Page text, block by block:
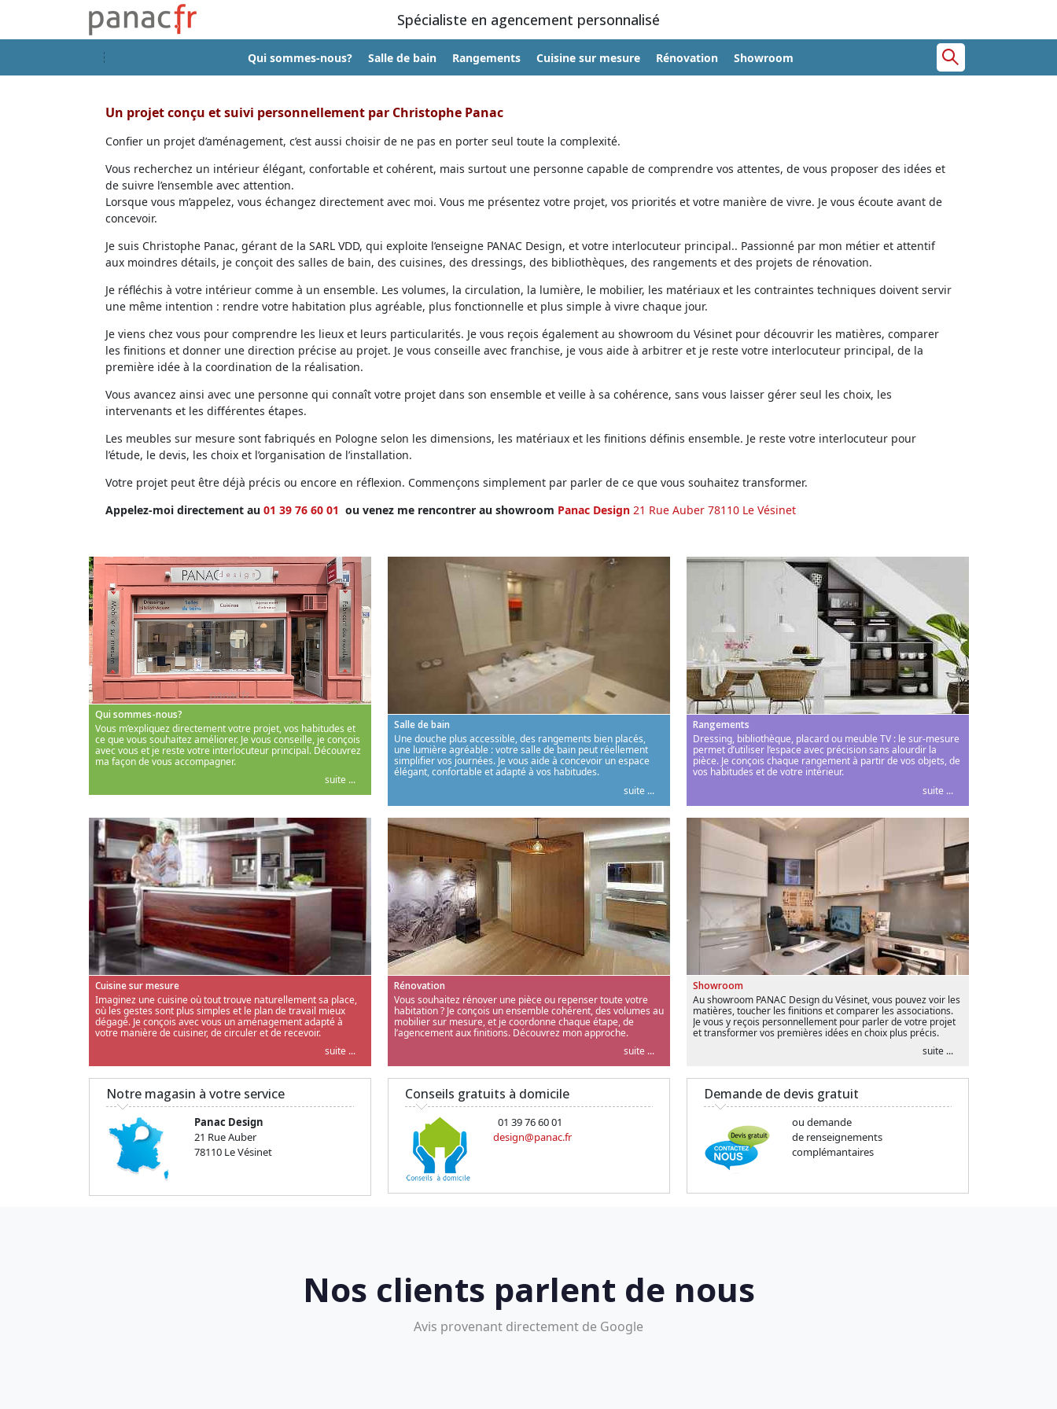
Spécialiste en agencement personnalisé
Qui sommes-nous? Salle de bain Rangements Cuisine sur mesure Rénovation Showroom
Un projet conçu et suivi personnellement par Christophe Panac
Confier un projet d’aménagement, c’est aussi choisir de ne pas en porter seul toute la complexité.
Vous recherchez un intérieur élégant, confortable et cohérent, mais surtout une personne capable de comprendre vos attentes, de vous proposer des idées et
de suivre l’ensemble avec attention.
Lorsque vous m’appelez, vous échangez directement avec moi. Vous me présentez votre projet, vos priorités et votre manière de vivre. Je vous écoute avant de
concevoir.
Je suis Christophe Panac, gérant de la SARL VDD, qui exploite l’enseigne PANAC Design, et votre interlocuteur principal.. Passionné par mon métier et attentif
aux moindres détails, je conçoit des salles de bain, des cuisines, des dressings, des bibliothèques, des rangements et des projets de rénovation.
Je réfléchis à votre intérieur comme à un ensemble. Les volumes, la circulation, la lumière, le mobilier, les matériaux et les contraintes techniques doivent servir
une même intention : rendre votre habitation plus agréable, plus fonctionnelle et plus simple à vivre chaque jour.
Je viens chez vous pour comprendre les lieux et leurs particularités. Je vous reçois également au showroom du Vésinet pour découvrir les matières, comparer
les finitions et donner une direction précise au projet. Je vous conseille avec franchise, je vous aide à arbitrer et je reste votre interlocuteur principal, de la
première idée à la coordination de la réalisation.
Vous avancez ainsi avec une personne qui connaît votre projet dans son ensemble et veille à sa cohérence, sans vous laisser gérer seul les choix, les
intervenants et les différentes étapes.
Les meubles sur mesure sont fabriqués en Pologne selon les dimensions, les matériaux et les finitions définis ensemble. Je reste votre interlocuteur pour
l’étude, le devis, les choix et l’organisation de l’installation.
Votre projet peut être déjà précis ou encore en réflexion. Commençons simplement par parler de ce que vous souhaitez transformer.
Appelez-moi directement au 01 39 76 60 01 ou venez me rencontrer au showroom Panac Design 21 Rue Auber 78110 Le Vésinet
Qui sommes-nous?
Vous m’expliquez directement votre projet, vos habitudes et
ce que vous souhaitez améliorer. Je vous conseille, je conçois
avec vous et je reste votre interlocuteur principal. Découvrez
ma façon de vous accompagner.
suite ...
Salle de bain
Une douche plus accessible, des rangements bien placés,
une lumière agréable : votre salle de bain peut réellement
simplifier vos journées. Je vous aide à concevoir un espace
élégant, confortable et adapté à vos habitudes.
suite ...
Rangements
Dressing, bibliothèque, placard ou meuble TV : le sur-mesure
permet d’utiliser l’espace avec précision sans alourdir la
pièce. Je conçois chaque rangement à partir de vos objets, de
vos habitudes et de votre intérieur.
suite ...
Cuisine sur mesure
Imaginez une cuisine où tout trouve naturellement sa place,
où les gestes sont plus simples et le plan de travail mieux
dégagé. Je conçois avec vous un aménagement adapté à
votre manière de cuisiner, de circuler et de recevoir.
suite ...
Rénovation
Vous souhaitez rénover une pièce ou repenser toute votre
habitation ? Je conçois un ensemble cohérent, des volumes au
mobilier sur mesure, et je coordonne chaque étape, de
l’agencement aux finitions. Découvrez mon approche.
suite ...
Showroom
Au showroom PANAC Design du Vésinet, vous pouvez voir les
matières, toucher les finitions et comparer les associations.
Je vous y reçois personnellement pour parler de votre projet
et transformer vos premières idées en choix plus précis.
suite ...
Notre magasin à votre service
Panac Design
21 Rue Auber
78110 Le Vésinet
Conseils gratuits à domicile
01 39 76 60 01
design@panac.fr
Demande de devis gratuit
ou demande
de renseignements
complémantaires
Nos clients parlent de nous
Avis provenant directement de Google